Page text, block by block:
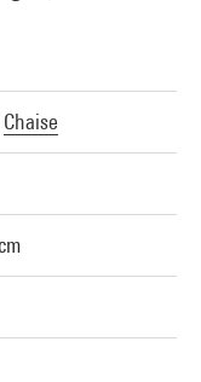
Chaise